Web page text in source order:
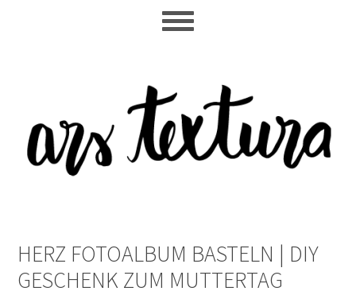
HERZ FOTOALBUM BASTELN | DIY
GESCHENK ZUM MUTTERTAG